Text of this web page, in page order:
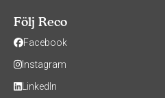
Följ Reco
Facebook
Instagram
LinkedIn